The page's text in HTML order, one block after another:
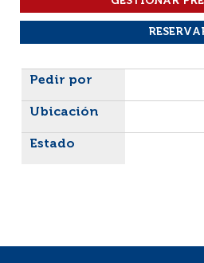
Liste des exemplaires